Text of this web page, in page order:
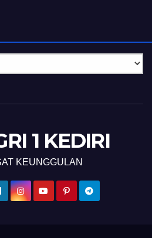
1 KEDIRI
KEUNGGULAN